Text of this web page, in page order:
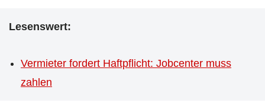
Lesenswert:
Vermieter fordert Haftpflicht: Jobcenter muss
zahlen